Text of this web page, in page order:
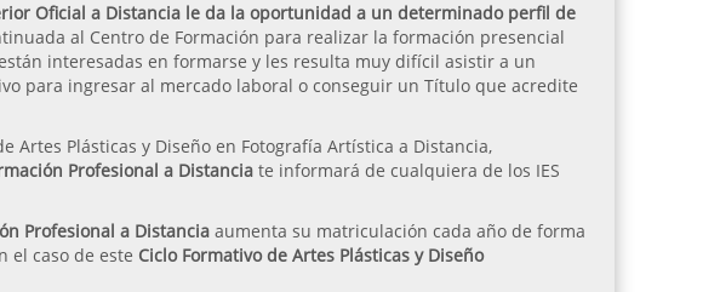
Oficial a Distancia le da la oportunidad a un determinado perfil de
al Centro de Formación para realizar la formación presencial
interesadas en formarse y les resulta muy difícil asistir a un
para ingresar al mercado laboral o conseguir un Título que acredite
Artes Plásticas y Diseño en Fotografía Artística a Distancia,
Profesional a Distancia te informará de cualquiera de los IES
Profesional a Distanciaaumenta su matriculación cada año de forma
el caso de este Ciclo Formativo de Artes Plásticas y Diseño